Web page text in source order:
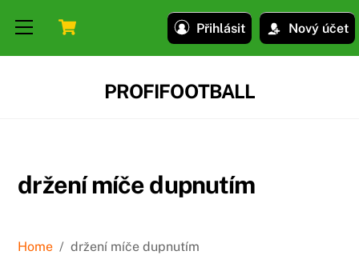
Přihlásit Nový účet
Menu
PROFIFOOTBALL
držení míče dupnutím
Home / držení míče dupnutím